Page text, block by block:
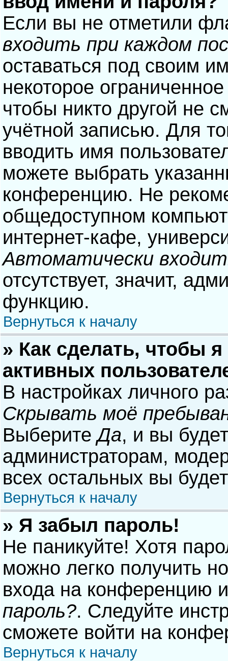
Если вы не отметили
входить при каждом
оставаться под своим
некоторое
чтобы никто другой не
учётной записью. Для
вводить имя
можете выбрать
конференцию. Не
общедоступном
интернет-кафе,
Автоматически
отсутствует, значит,
функцию.
Вернуться к началу
» Как сделать, чтобы
активных
В настройках личного
Скрывать моё
ВыберитеДа, и вы
администраторам,
всех остальных вы
Вернуться к началу
» Я забыл пароль!
Не паникуйте! Хотя
можно легко получить
входа на конференцию
пароль?. Следуйте
сможете войти на
Вернуться к началу